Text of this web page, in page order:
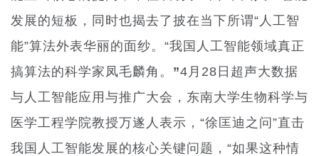
发展的短板，同时也揭去了披在当下所谓“人工智
能”算法外表华丽的面纱。“我国人 工智能领域真正
搞算法的科学家凤毛麟角。 ”4月28日超声大数据
与人工智能应用与推广大会，东南大学生物科学与
医学工程学院教授万遂人表示，“徐匡迪之问”直击
我国人工智能发展的核心关键问题，“如果这种情